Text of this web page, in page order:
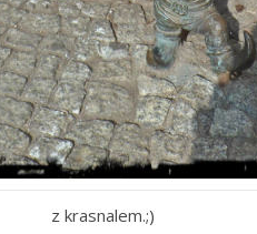
z krasnalem.;)